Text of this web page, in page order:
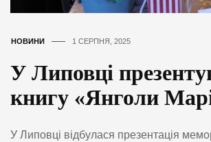
НОВИНИ 1 СЕРПНЯ, 2025
У Липовці
книгу «Янголи
У Липовці відбулася презентація